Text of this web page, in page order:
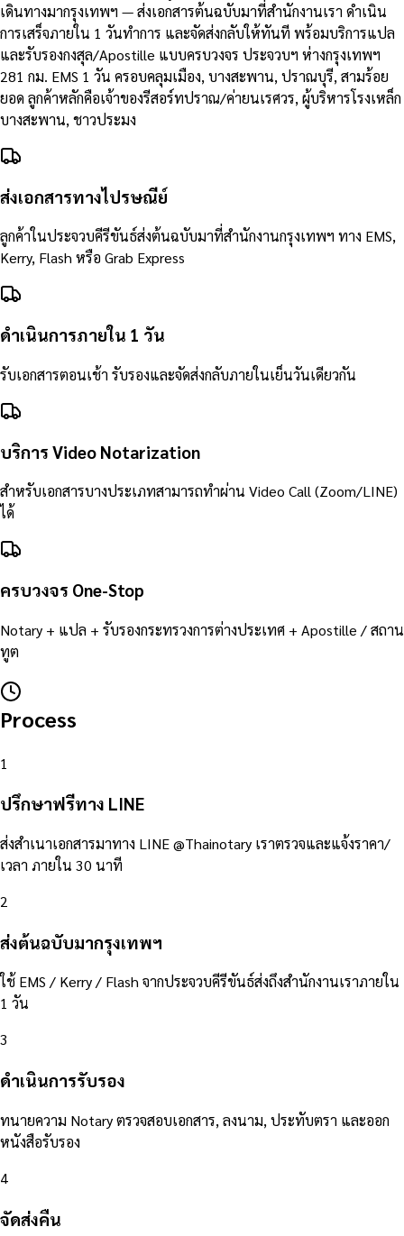
เดินทางมากรุงเทพฯ — ส่งเอกสารต้นฉบับมาที่สำนักงานเรา ดำเนิน
การเสร็จภายใน 1 วันทำการ และจัดส่งกลับให้ทันที พร้อมบริการแปล
และรับรองกงสุล/Apostille แบบครบวงจร ประจวบฯ ห่างกรุงเทพฯ
281 กม. EMS 1 วัน ครอบคลุมเมือง, บางสะพาน, ปราณบุรี, สามร้อย
ยอด ลูกค้าหลักคือเจ้าของรีสอร์ทปราณ/ค่ายนเรศวร, ผู้บริหารโรงเหล็ก
บางสะพาน, ชาวประมง
ส่งเอกสารทางไปรษณีย์
ลูกค้าในประจวบคีรีขันธ์ส่งต้นฉบับมาที่สำนักงานกรุงเทพฯ ทาง EMS,
Kerry, Flash หรือ Grab Express
ดำเนินการภายใน 1 วัน
รับเอกสารตอนเช้า รับรองและจัดส่งกลับภายในเย็นวันเดียวกัน
บริการ Video Notarization
สำหรับเอกสารบางประเภทสามารถทำผ่าน Video Call (Zoom/LINE)
ได้
ครบวงจร One-Stop
Notary + แปล + รับรองกระทรวงการต่างประเทศ + Apostille / สถาน
ทูต
Process
1
ปรึกษาฟรีทาง LINE
ส่งสำเนาเอกสารมาทาง LINE @Thainotary เราตรวจและแจ้งราคา/
เวลา ภายใน 30 นาที
2
ส่งต้นฉบับมากรุงเทพฯ
ใช้ EMS / Kerry / Flash จากประจวบคีรีขันธ์ส่งถึงสำนักงานเราภายใน
1 วัน
3
ดำเนินการรับรอง
ทนายความ Notary ตรวจสอบเอกสาร, ลงนาม, ประทับตรา และออก
หนังสือรับรอง
4
จัดส่งคืน